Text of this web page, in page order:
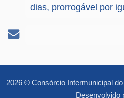
dias, prorrogável por
2026 © Consórcio Intermunicipal
Desenvolvido